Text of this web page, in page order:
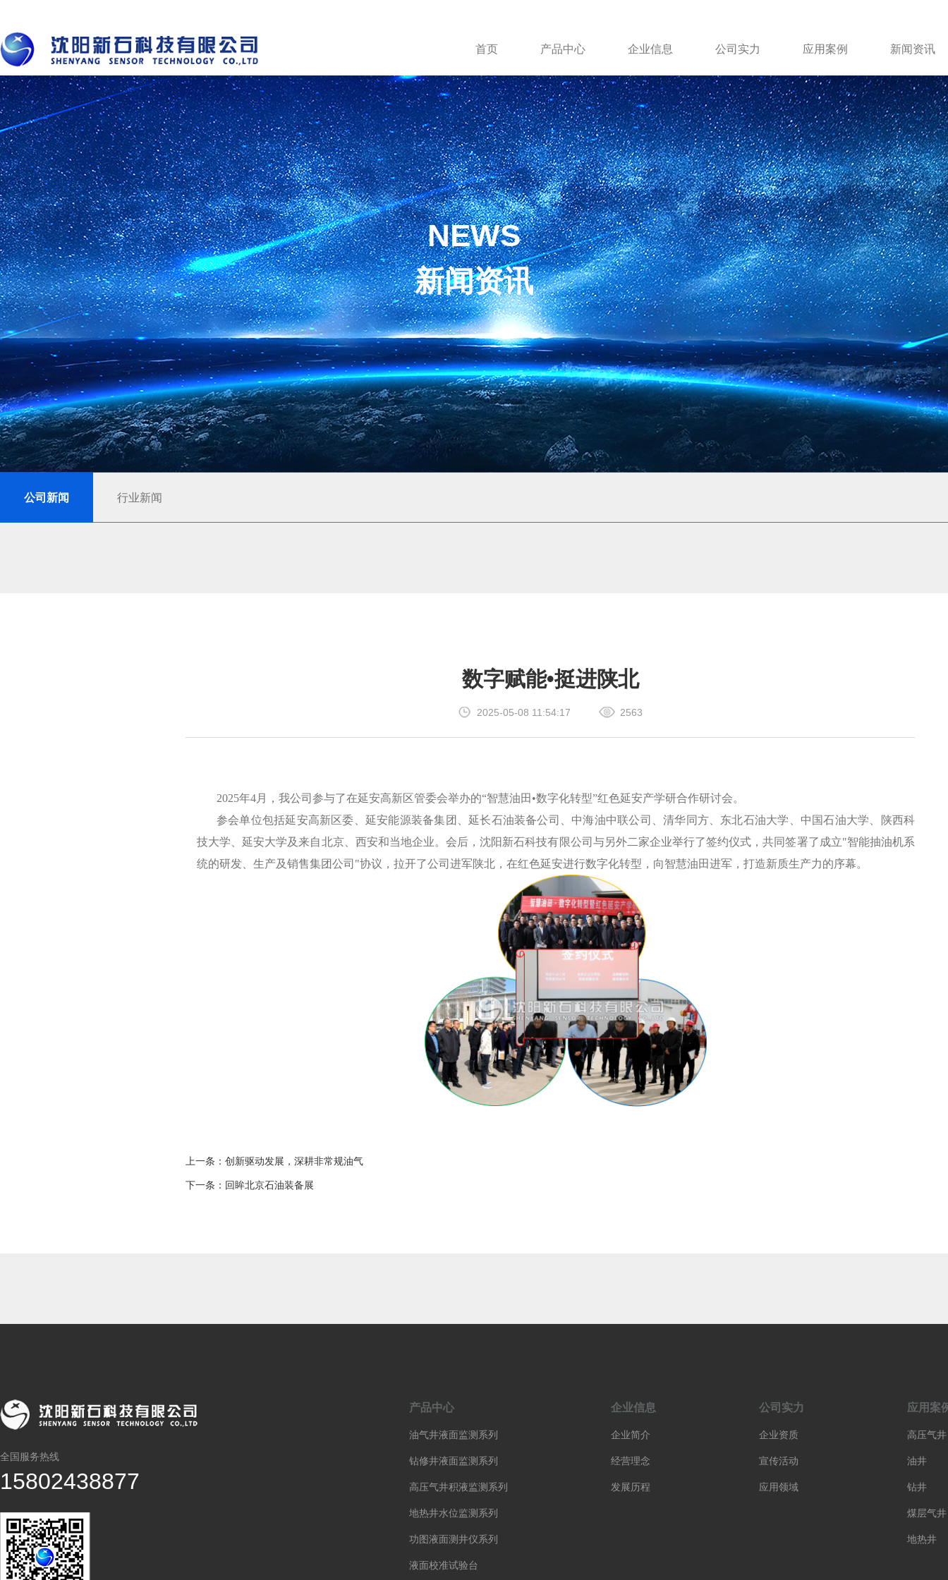
首页 产品中心 企业信息 公司实力 应用案例 新闻资讯
NEWS
新闻资讯
公司新闻 行业新闻
数字赋能•挺进陕北
2025-05-08 11:54:17 2563
2025年4月，我公司参与了在延安高新区管委会举办的“智慧油田 •数字化转型”红色延安产学研合作研讨会。
参会单位包括延安高新区委、延安能源装备集团、延长石油装备公司、中海油中联公司、清华同方、东北石油大学、中国石油大学、陕西科
技大学、延安大学及来自北京、西安和当地企业。会后，沈阳新石科技有限公司与另外二家企业举行了签约仪式，共同签署了成立"智能抽油机系
统的研发、生产及销售集团公司 "协议，拉开了公司进军陕北，在红色延安进行数字化转型，向智慧油田进军，打造新质生产力的序幕。
上一条： 创新驱动发展，深耕非常规油气
下一条： 回眸北京石油装备展
全国服务热线
15802438877
应用案
高压气井
油井
钻井
煤层气井
地热井
公司实力
企业资质
宣传活动
应用领域
企业信息
企业简介
经营理念
发展历程
产品中心
油气井液面监测系列
钻修井液面监测系列
高压气井积液监测系列
地热井水位监测系列
功图液面测井仪系列
液面校准试验台